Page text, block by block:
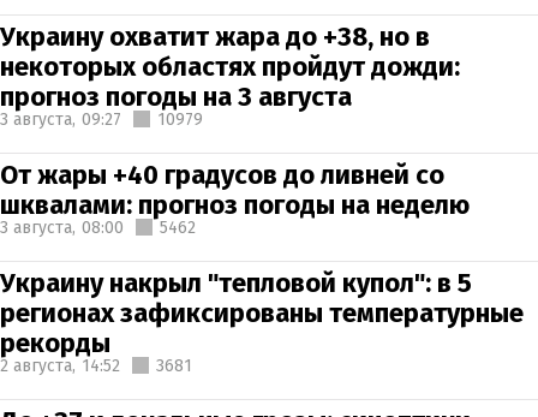
Украину охватит жара до +38, но в
некоторых областях пройдут дожди:
прогноз погоды на 3 августа
3 августа, 09:27 10979
От жары +40 градусов до ливней со
шквалами: прогноз погоды на неделю
3 августа, 08:00 5462
Украину накрыл "тепловой купол": в 5
регионах зафиксированы температурные
рекорды
2 августа, 14:52 3681